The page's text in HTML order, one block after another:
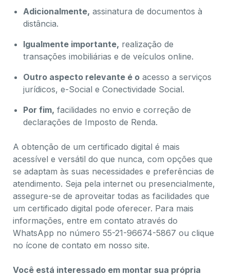
Adicionalmente, assinatura de documentos à
distância.
Igualmente importante, realização de
transações imobiliárias e de veículos online.
Outro aspecto relevante é o acesso a serviços
jurídicos, e-Social e Conectividade Social.
Por fim, facilidades no envio e correção de
declarações de Imposto de Renda.
A obtenção de um certificado digital é mais
acessível e versátil do que nunca, com opções que
se adaptam às suas necessidades e preferências de
atendimento. Seja pela internet ou presencialmente,
assegure-se de aproveitar todas as facilidades que
um certificado digital pode oferecer. Para mais
informações, entre em contato através do
WhatsApp no número 55-21-96674-5867 ou clique
no ícone de contato em nosso site.
Você está interessado em montar sua própria